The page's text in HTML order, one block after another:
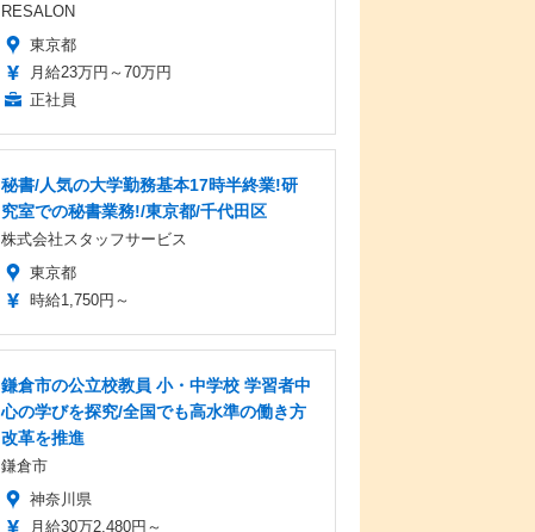
RESALON
東京都
月給23万円～70万円
正社員
秘書/人気の大学勤務基本17時半終業!研
究室での秘書業務!/東京都/千代田区
株式会社スタッフサービス
東京都
時給1,750円～
鎌倉市の公立校教員 小・中学校 学習者中
心の学びを探究/全国でも高水準の働き方
改革を推進
鎌倉市
神奈川県
月給30万2,480円～